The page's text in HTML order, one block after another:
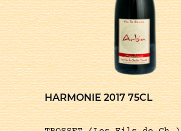
HARMONIE 2017 75CL